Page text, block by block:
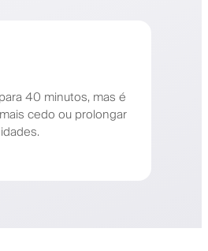
40 minutos, mas é
cedo ou prolongar